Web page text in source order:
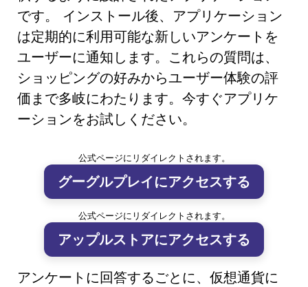
です。 インストール後、アプリケーション
は定期的に利用可能な新しいアンケートを
ユーザーに通知します。これらの質問は、
ショッピングの好みからユーザー体験の評
価まで多岐にわたります。今すぐアプリケ
ーションをお試しください。
公式ページにリダイレクトされます。
グーグルプレイにアクセスする
公式ページにリダイレクトされます。
アップルストアにアクセスする
アンケートに回答するごとに、仮想通貨に